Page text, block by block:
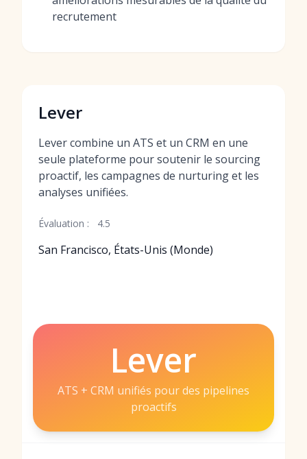
recrutement
Lever
Lever combine un ATS et un CRM en une
seule plateforme pour soutenir le sourcing
proactif, les campagnes de nurturing et les
analyses unifiées.
Évaluation : 4.5
San Francisco, États-Unis (Monde)
Lever
ATS + CRM unifiés pour des pipelines
proactifs